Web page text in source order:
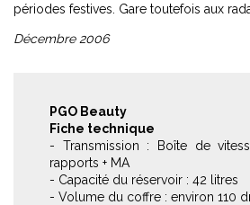
périodes festives. Gare toutefois aux
Décembre 2006
PGO Beauty
Fiche technique
- Transmission : Boîte de
rapports + MA
- Capacité du réservoir : 42 litres
- Volume du coffre : environ 110